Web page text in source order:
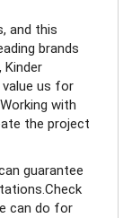
and this
brands
Kinder
value us for
with
the project
guarantee
can do for